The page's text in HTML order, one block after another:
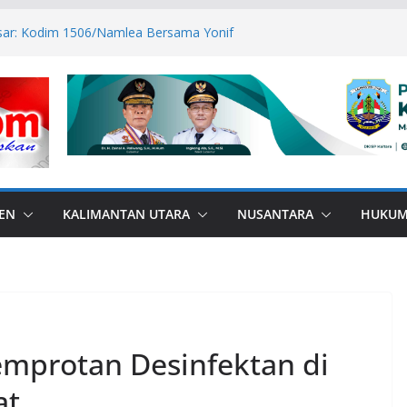
Kodim 1506/Namlea Bersama Yonif
Canangkan BSPS 2026, 916
Dapat Bantuan
di Perbatasan, Bupati Nunukan
Bullying
ASN Tetap Dibayarkan
RI–Malaysia Pulau Sebatik
KALIMANTAN UTARA NUSANTARA
Desinfektan di